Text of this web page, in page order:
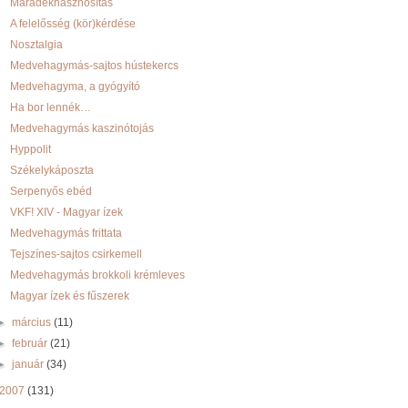
Maradékhasznosítás
A felelősség (kör)kérdése
Nosztalgia
Medvehagymás-sajtos hústekercs
Medvehagyma, a gyógyító
Ha bor lennék…
Medvehagymás kaszinótojás
Hyppolit
Székelykáposzta
Serpenyős ebéd
VKF! XIV - Magyar ízek
Medvehagymás frittata
Tejszínes-sajtos csirkemell
Medvehagymás brokkoli krémleves
Magyar ízek és fűszerek
március(11)
február(21)
január(34)
2007 (131)